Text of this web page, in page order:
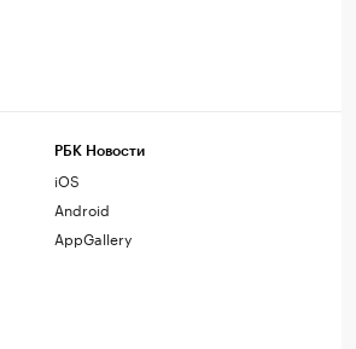
РБК Новости
iOS
Android
AppGallery